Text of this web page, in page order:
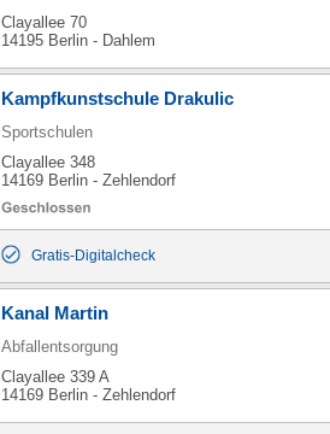
Clayallee 70
14195 Berlin - Dahlem
Kampfkunstschule Drakulic
Sportschulen
Clayallee 348
14169 Berlin - Zehlendorf
Gratis-Digitalcheck
Kanal Martin
Abfallentsorgung
Clayallee 339 A
14169 Berlin - Zehlendorf